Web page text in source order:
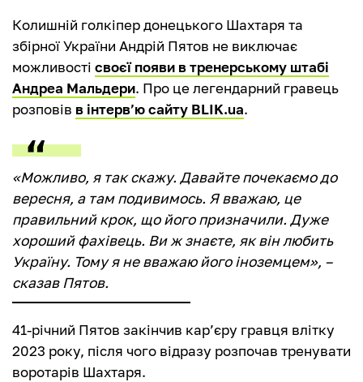
Колишній голкіпер донецького Шахтаря та
збірної України Андрій Пятов не виключає
можливості своєї появи в тренерському штабі
Андреа Мальдери. Про це легендарний гравець
розповів в інтерв’ю сайту BLIK.ua.
«Можливо, я так скажу. Давайте почекаємо до
вересня, а там подивимось. Я вважаю, це
правильний крок, що його призначили. Дуже
хороший фахівець. Ви ж знаєте, як він любить
Україну. Тому я не вважаю його іноземцем», –
сказав Пятов.
41-річний Пятов закінчив кар’єру гравця влітку
2023 року, після чого відразу розпочав тренувати
воротарів Шахтаря.